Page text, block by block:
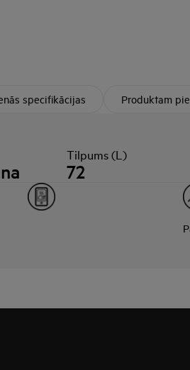
specifikācijas Produktam
Tilpums (L)
72